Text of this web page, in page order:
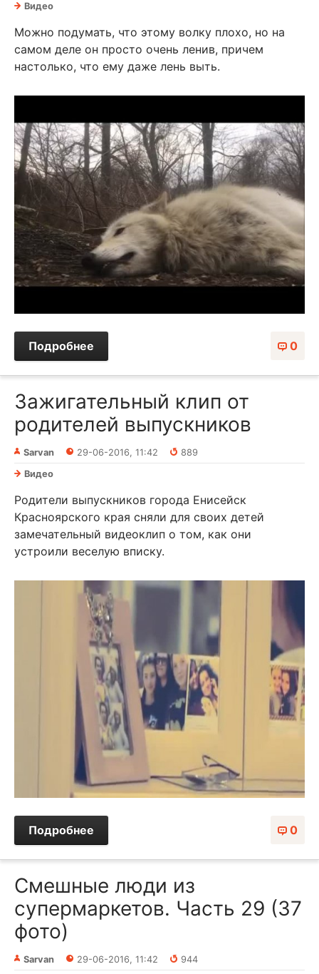
Видео
Можно подумать, что этому волку плохо, но на
самом деле он просто очень ленив, причем
настолько, что ему даже лень выть.
0
Подробнее
Зажигательный клип от
родителей выпускников
Sarvan 29-06-2016, 11:42
889
Видео
Родители выпускников города Енисейск
Красноярского края сняли для своих детей
замечательный видеоклип о том, как они
устроили веселую вписку.
0
Подробнее
Смешные люди из
супермаркетов. Часть 29 (37
фото)
Sarvan 29-06-2016, 11:42
944